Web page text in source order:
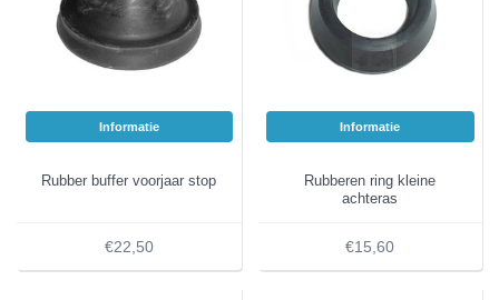
Informatie
Rubber buffer voorjaar stop
€22,50
Informatie
Rubberen ring kleine
achteras
€15,60